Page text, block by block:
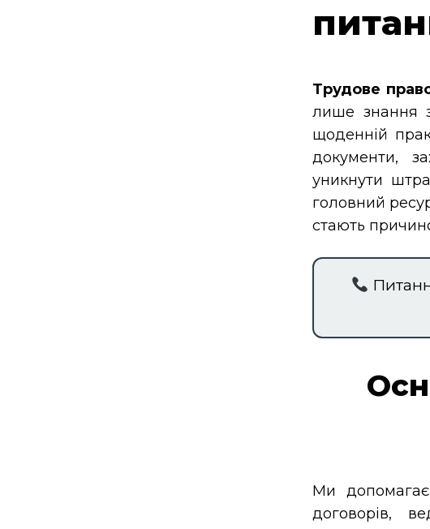
Трудове
лише знання
щоденній
документи,
уникнути
головний
стають
Ми
договорів,